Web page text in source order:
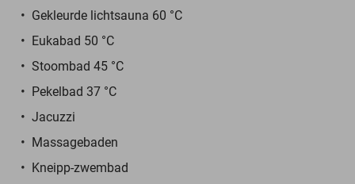
Gekleurde lichtsauna 60 °C
Eukabad 50 °C
Stoombad 45 °C
Pekelbad 37 °C
Jacuzzi
Massagebaden
Kneipp-zwembad